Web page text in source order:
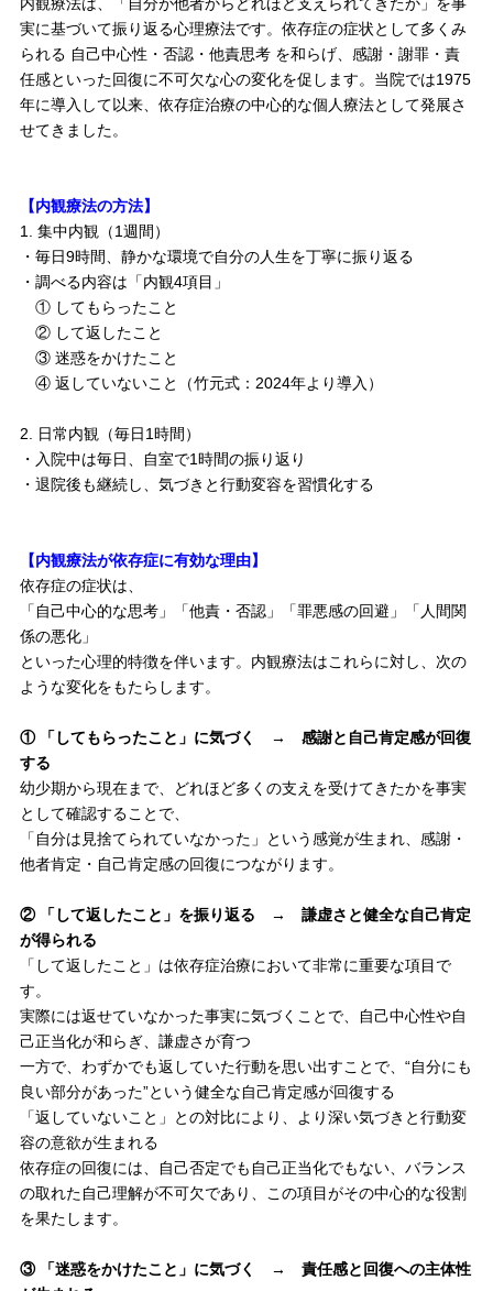
実に基づいて振り返る心理療法です。依存症の症状として多くみ
られる 自己中心性・否認・他責思考 を和らげ、感謝・謝罪・責
任感といった回復に不可欠な心の変化を促します。当院では1975
年に導入して以来、依存症治療の中心的な個人療法として発展さ
せてきました。
【内観療法の方法】
集中内観（1週間）
・毎日9時間、静かな環境で自分の人生を丁寧に振り返る
・調べる内容は「内観4項目」
① してもらったこと
② して返したこと
③ 迷惑をかけたこと
④ 返していないこと（竹元式：2024年より導入）
日常内観（毎日1時間）
・入院中は毎日、自室で1時間の振り返り
・退院後も継続し、気づきと行動変容を習慣化する
【内観療法が依存症に有効な理由】
依存症の症状は、
「自己中心的な思考」「他責・否認」「罪悪感の回避」「人間関
係の悪化」
といった心理的特徴を伴います。内観療法はこれらに対し、次の
ような変化をもたらします。
① 「してもらったこと」に気づく → 感謝と自己肯定感が回復
する
幼少期から現在まで、どれほど多くの支えを受けてきたかを事実
として確認することで、
「自分は見捨てられていなかった」という感覚が生まれ、感謝・
他者肯定・自己肯定感の回復につながります。
② 「して返したこと」を振り返る → 謙虚さと健全な自己肯定
が得られる
「して返したこと」は依存症治療において非常に重要な項目で
す。
実際には返せていなかった事実に気づくことで、自己中心性や自
己正当化が和らぎ、謙虚さが育つ
一方で、わずかでも返していた行動を思い出すことで、“自分にも
良い部分があった”という健全な自己肯定感が回復する
「返していないこと」との対比により、より深い気づきと行動変
容の意欲が生まれる
依存症の回復には、自己否定でも自己正当化でもない、バランス
の取れた自己理解が不可欠であり、この項目がその中心的な役割
を果たします。
③ 「迷惑をかけたこと」に気づく → 責任感と回復への主体性